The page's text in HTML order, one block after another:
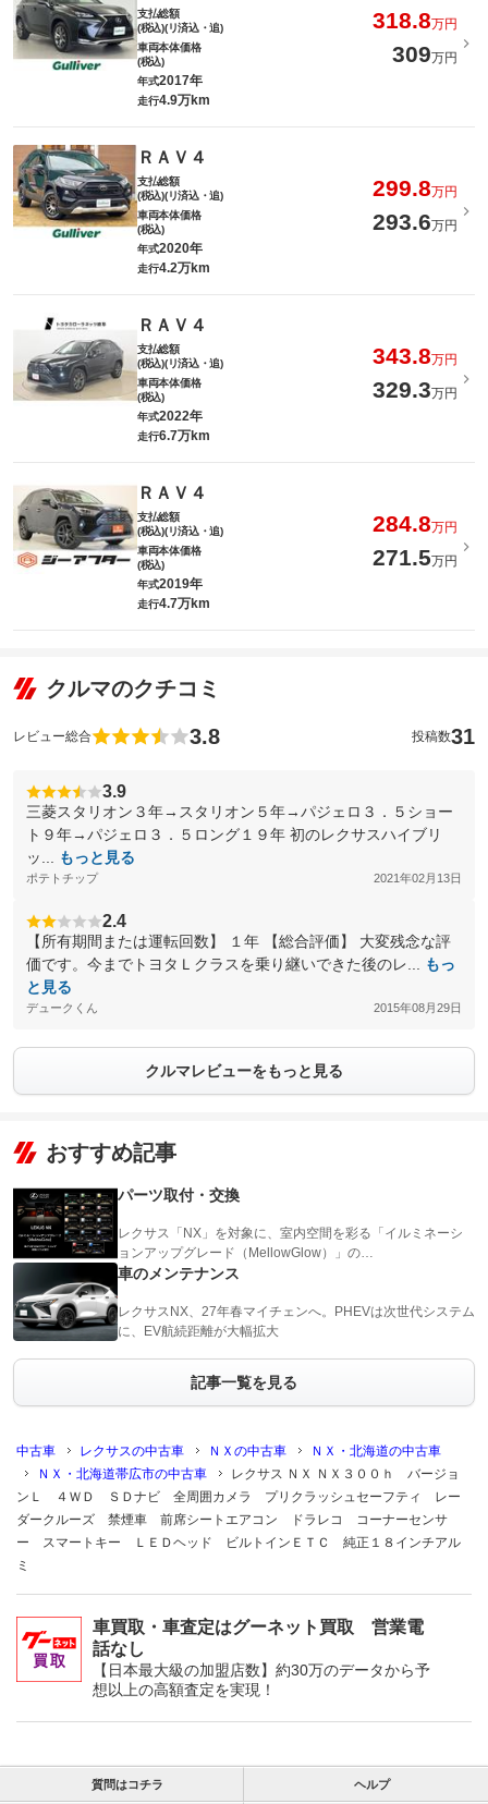
支払総額
(税込)(リ済込・追)
318.8万円
車両本体価格
(税込)
309万円
年式2017年
走行4.9万km
ＲＡＶ４
支払総額
(税込)(リ済込・追)
299.8万円
車両本体価格
(税込)
293.6万円
年式2020年
走行4.2万km
ＲＡＶ４
支払総額
(税込)(リ済込・追)
343.8万円
車両本体価格
(税込)
329.3万円
年式2022年
走行6.7万km
ＲＡＶ４
支払総額
(税込)(リ済込・追)
284.8万円
車両本体価格
(税込)
271.5万円
年式2019年
走行4.7万km
クルマのクチコミ
レビュー総合 3.8 投稿数31
3.9
三菱スタリオン３年→スタリオン５年→パジェロ３．５ショー
ト９年→パジェロ３．５ロング１９年 初のレクサスハイブリ
ッ...
もっと見る
ポテトチップ 2021年02月13日
2.4
【所有期間または運転回数】 １年 【総合評価】 大変残念な評
価です。今までトヨタＬクラスを乗り継いできた後のレ...
もっ
と見る
デュークくん 2015年08月29日
クルマレビューをもっと見る
おすすめ記事
パーツ取付・交換
レクサス「NX」を対象に、室内空間を彩る「イルミネーシ
ョンアップグレード（MellowGlow）」の…
車のメンテナンス
レクサスNX、27年春マイチェンへ。PHEVは次世代システム
に、EV航続距離が大幅拡大
記事一覧を見る
中古車 レクサスの中古車 ＮＸの中古車
ＮＸ・北海道の中古車
ＮＸ・北海道帯広市の中古車
レクサス ＮＸ ＮＸ３００ｈ バージョ
ンＬ ４ＷＤ ＳＤナビ 全周囲カメラ プリクラッシュセーフティ レー
ダークルーズ 禁煙車 前席シートエアコン ドラレコ コーナーセンサ
ー スマートキー ＬＥＤヘッド ビルトインＥＴＣ 純正１８インチアル
ミ
車買取・車査定はグーネット買取 営業電
話なし
【日本最大級の加盟店数】約30万のデータから予
想以上の高額査定を実現！
質問はコチラ ヘルプ